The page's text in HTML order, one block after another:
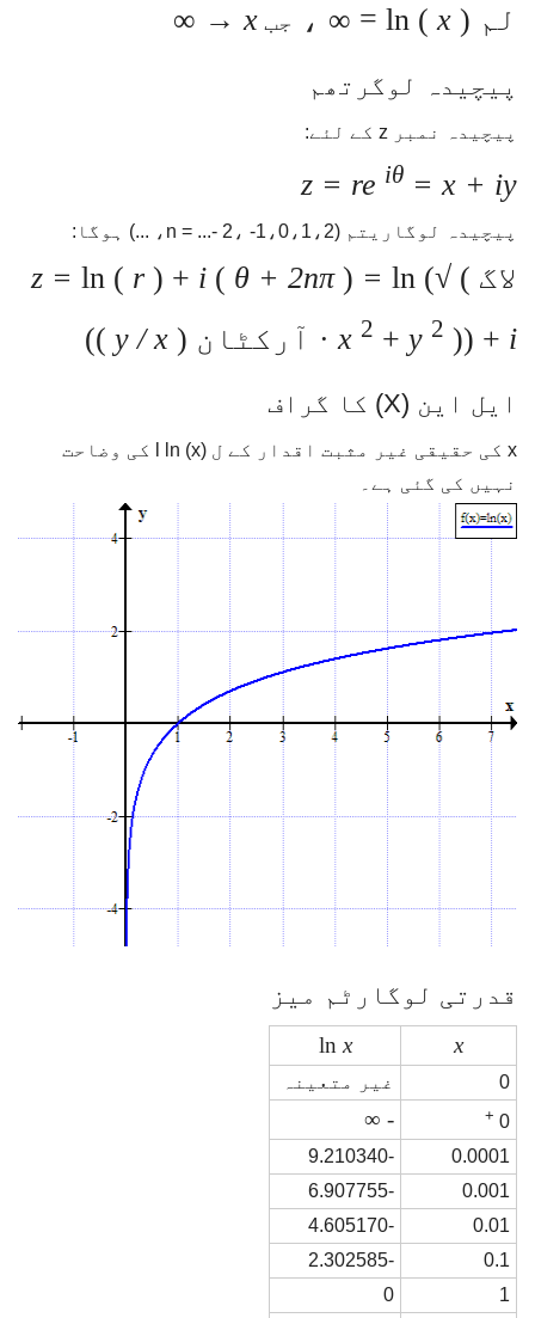
لم ln ( x) = ∞ ، جبx
→ ∞
پیچیدہ لوگرتھم
پیچیدہ نمبر z کے لئے:
z = reiθ= x + iy
پیچیدہ لوگاریتم (n = ...- 2، -1،0،1،2، ...) ہوگا:
لاگ z =ln ( r) + i(θ + 2nπ)=ln (√ (
x +y 2)) + · آرکٹان (y / x
))
ایل این (X) کا گراف
x کی حقیقی غیر مثبت اقدار کے ل l ln (x) کی وضاحت
نہیں کی گئی ہے۔
قدرتی لوگارٹم میز
ln
غیر متعینہ
+
- ∞
0.0001
0.001
0.01
0.1